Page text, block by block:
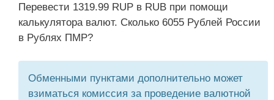
Перевести 1319.99 RUP в RUB при помощи
калькулятора валют. Сколько 6055 Рублей России
в Рублях ПМР?
Обменными пунктами дополнительно может
взиматься комиссия за проведение валютной